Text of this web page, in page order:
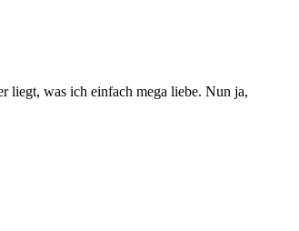
liegt, was ich einfach mega liebe. Nun ja,